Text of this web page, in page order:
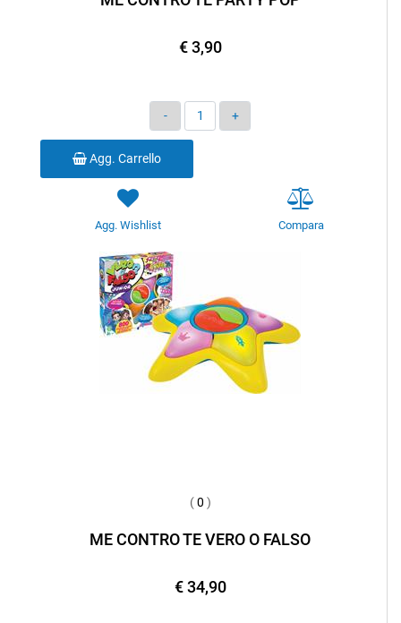
€ 3,90
Quantità
Agg. Carrello
Agg. Wishlist Compara
(0 )
ME CONTRO TE VERO O FALSO
€ 34,90